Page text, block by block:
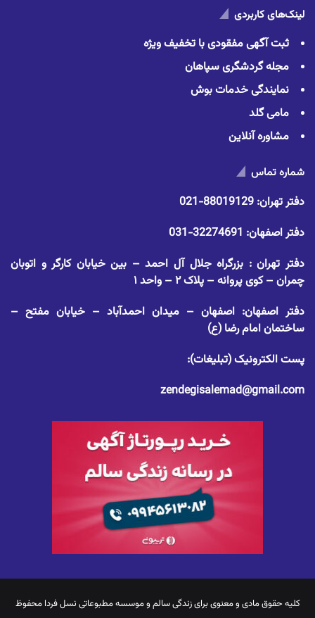
لینک‌های کاربردی
ثبت آگهی مفقودی با تخفیف ویژه
مجله گردشگری سپاهان
نمایندگی خدمات بوش
مامی گلد
مشاوره آنلاین
شماره تماس
دفتر تهران: 88019129-021
دفتر اصفهان: 32274691-031
دفتر تهران : بزرگراه جلال آل احمد – بین خیابان کارگر و اتوبان
چمران – کوی پروانه – پلاک ۲ – واحد ۱
دفتر اصفهان: اصفهان – میدان احمدآباد – خیابان مفتح –
ساختمان امام رضا (ع)
پست الکترونیک (تبلیغات):
zendegisalemad@gmail.com
کلیه حقوق مادی و معنوی برایزندگی سالم و موسسه مطبوعاتی نسل فردا محفوظ